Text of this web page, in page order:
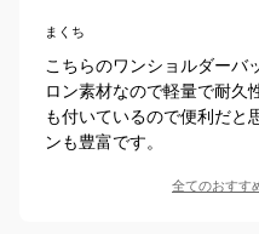
まくち
こちらのワンショルダーバ
ロン素材なので軽量で耐久
も付いているので便利だと
ンも豊富です。
全てのおすす